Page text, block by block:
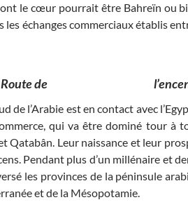
le cœur pourrait être Bahreïn ou
échanges commerciaux établis
de
de l’Arabie est en contact avec
qui va être dominé tour à
Qatabân. Leur naissance et leur
Pendant plus d’un millénaire et
les provinces de la péninsule
et de la Mésopotamie.